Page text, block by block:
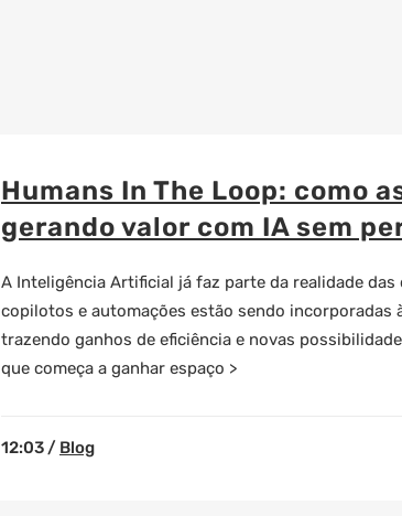
Humans In The Loop: como
gerando valor com IA sem
A Inteligência Artificial já faz parte da realidade
copilotos e automações estão sendo incorporadas
trazendo ganhos de eficiência e novas
que começa a ganhar espaço >
12:03 / Blog